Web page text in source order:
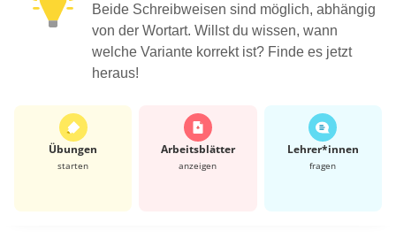
Beide Schreibweisen sind möglich, abhängig
von der Wortart. Willst du wissen, wann
welche Variante korrekt ist? Finde es jetzt
heraus!
Übungen
starten
Arbeits­blätter
anzeigen
Lehrer*​innen
fragen